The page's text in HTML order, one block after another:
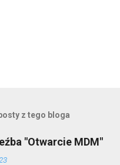
z tego bloga
"Otwarcie MDM"